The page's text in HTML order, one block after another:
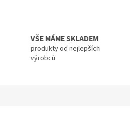
VŠE MÁME SKLADEM
produkty od nejlepších
výrobců